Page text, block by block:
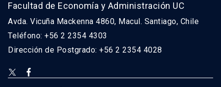
Facultad de Economía y Administración UC
Avda. Vicuña Mackenna 4860, Macul. Santiago, Chile
Teléfono: +56 2 2354 4303
Dirección de Postgrado: +56 2 2354 4028